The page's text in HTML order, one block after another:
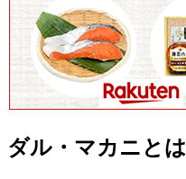
ダル・マカニとは